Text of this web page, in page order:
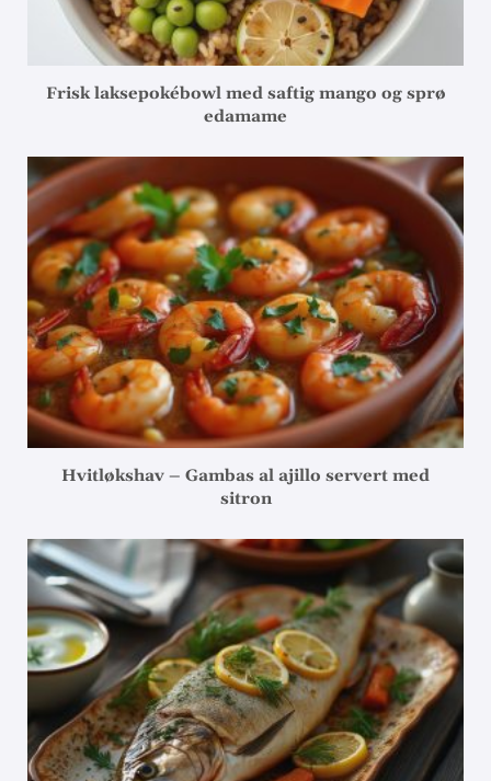
Frisk laksepokébowl med saftig mango og sprø
edamame
Hvitløkshav – Gambas al ajillo servert med
sitron